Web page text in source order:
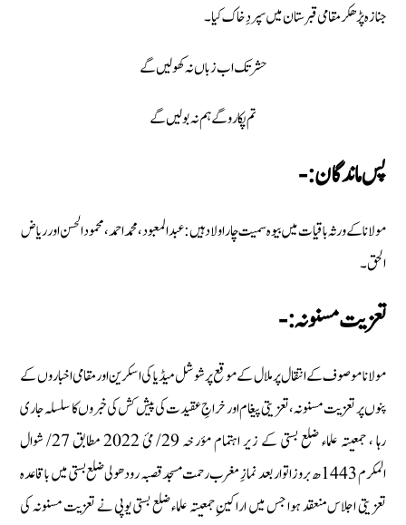
جنازہ پڑھکر مقامی قبرستان میں سپردِ خاک کیا۔
حشر تك اب زباں نہ كھوليں گے
تم پكارو گے ہم نہ بوليں گے
پس ماندگان :-
مولانا کے ورثہ باقیات میں بیوہ سمیت چار اولاد ہیں: عبد المعبود ، محمد احمد ، محمود الحسن اور ریاض
الحق۔
تعزیت مسنونہ:-
مولانا موصوف کے انتقال پر ملال کے موقع پرشوشل میڈیا کى اسکرین اور مقامی اخباروں کے
پنوں پر تعزیت مسنونہ، تعزیتی پیغام اور خراجِ عقیدت کی پیش کش کی خبروں کا سلسلہ جاری
رہا ، جمعیتہ علماء ضلع بستی کے زیر اہتمام مؤرخہ 29/ مئ 2022 مطابق 27/ شوال
المکرم 1443ھ بروز اتوار بعد نمازِ مغرب رحمت مسجد قصبہ رودھولی ضلع بستی میں باقاعدہ
تعزیتی اجلاس منعقد ہوا جس میں اراکینِ جمعیتہ علماء ضلع بستی یوپی نے تعزیت مسنونہ کی